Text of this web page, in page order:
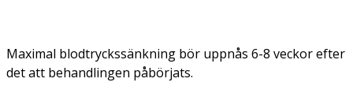
Maximal blodtryckssänkning bör uppnås 6-8 veckor efter
det att behandlingen påbörjats.